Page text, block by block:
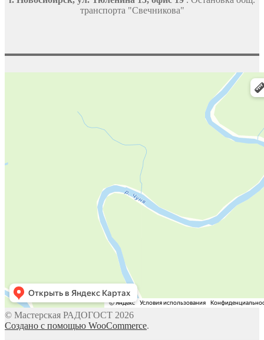
транспорта "Свечникова"
© Мастерская РАДОГОСТ 2026
Создано с помощью WooCommerce.